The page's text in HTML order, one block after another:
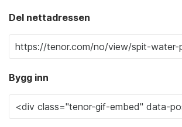
Del nettadressen
Bygg inn